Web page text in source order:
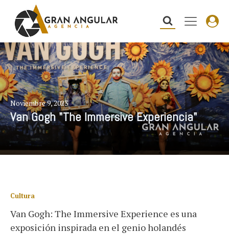
Noviembre 9, 2023
Van Gogh "The Immersive Experiencia"
Cultura
Van Gogh: The Immersive Experience es una
exposición inspirada en el genio holandés